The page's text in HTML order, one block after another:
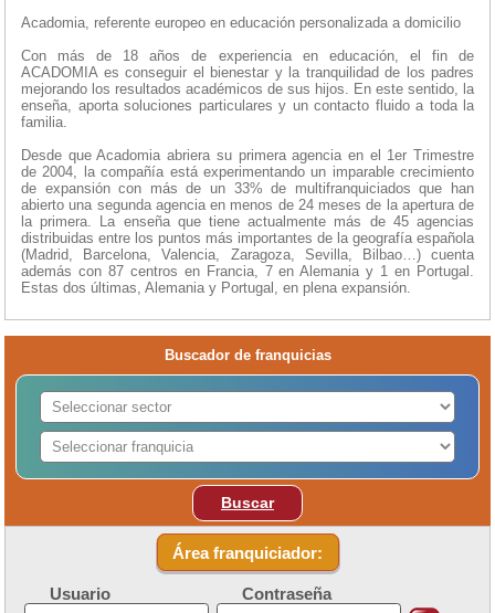
Acadomia, referente europeo en educación personalizada a domicilio
Con más de 18 años de experiencia en educación, el fin de
ACADOMIA es conseguir el bienestar y la tranquilidad de los padres
mejorando los resultados académicos de sus hijos. En este sentido, la
enseña, aporta soluciones particulares y un contacto fluido a toda la
familia.
Desde que Acadomia abriera su primera agencia en el 1er Trimestre
de 2004, la compañía está experimentando un imparable crecimiento
de expansión con más de un 33% de multifranquiciados que han
abierto una segunda agencia en menos de 24 meses de la apertura de
la primera. La enseña que tiene actualmente más de 45 agencias
distribuidas entre los puntos más importantes de la geografía española
(Madrid, Barcelona, Valencia, Zaragoza, Sevilla, Bilbao…) cuenta
además con 87 centros en Francia, 7 en Alemania y 1 en Portugal.
Estas dos últimas, Alemania y Portugal, en plena expansión.
Buscador de franquicias
Buscar
Área franquiciador:
Usuario Contraseña